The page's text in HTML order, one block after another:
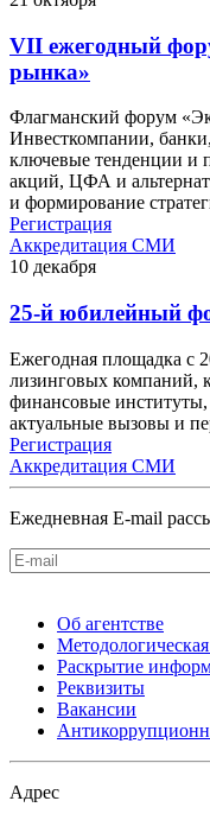
VII ежегодный
рынка»
Флагманский форум
Инвесткомпании,
ключевые тенденции и
акций, ЦФА и
и формирование
Регистрация
Аккредитация СМИ
10 декабря
25-й юбилейный
Ежегодная площадка с
лизинговых компаний,
финансовые
актуальные вызовы и
Регистрация
Аккредитация СМИ
Ежедневная E-mail
Об агентстве
Методологическая
Раскрытие
Реквизиты
Вакансии
Адрес